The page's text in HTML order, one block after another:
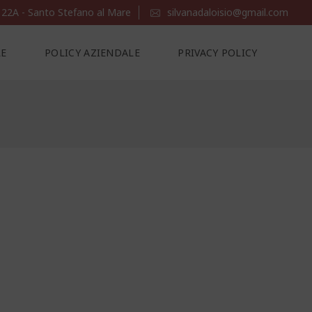
- Santo Stefano al Mare silvanadaloisio@gmail.com
POLICY AZIENDALE PRIVACY POLICY